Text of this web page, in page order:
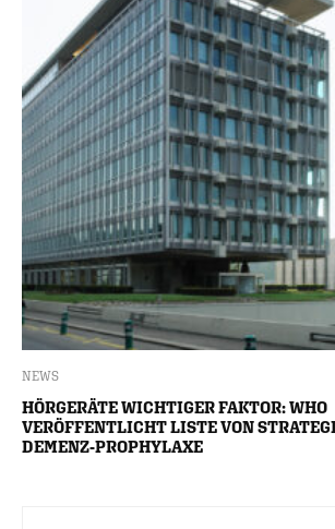
NEWS
HÖRGERÄTE WICHTIGER FAKTOR: WHO
VERÖFFENTLICHT LISTE VON
DEMENZ-PROPHYLAXE